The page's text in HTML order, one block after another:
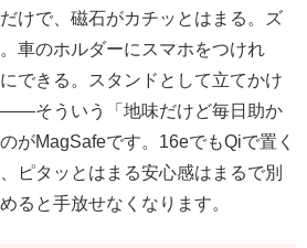
けで、磁石がカチッとはまる。ズ
車のホルダーにスマホをつけれ
できる。スタンドとして立てかけ
そういう「地味だけど毎日助か
がMagSafeです。16eでもQiで置く
ピタッとはまる安心感はまるで別
ると手放せなくなります。